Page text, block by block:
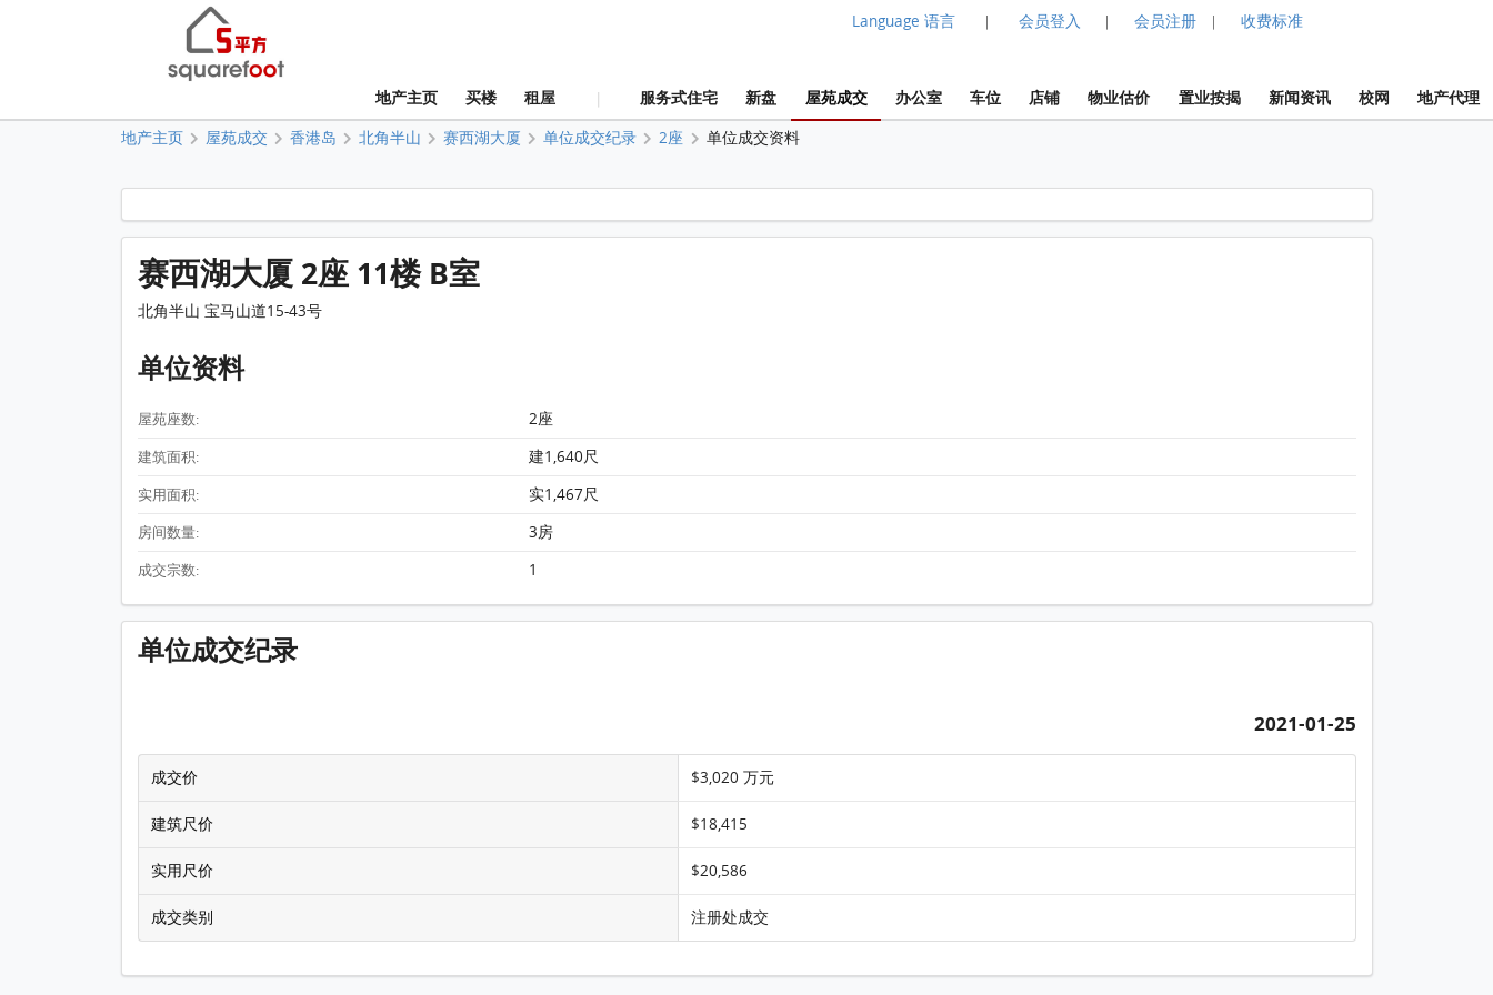
Language 语言 | 会员登入 | 会员注册 | 收费标准
地产主页 买楼 租屋 | 服务式住宅 新盘 屋苑成交 办公室 车位 店铺 物业估价 置业按揭 新闻资讯 校网 地产代理
地产主页 屋苑成交 香港岛 北角半山 赛西湖大厦 单位成交纪录 2座 单位成交资料
赛西湖大厦 2座 11楼 B室 平面图
赛西湖大厦 2座 11楼 B室
北角半山 宝马山道15-43号
单位资料
屋苑座数: 2座
建筑面积: 建1,640尺
实用面积: 实1,467尺
房间数量: 3房
成交宗数: 1
单位成交纪录
2021-01-25
成交价 $3,020 万元
建筑尺价 $18,415
实用尺价 $20,586
成交类别 注册处成交